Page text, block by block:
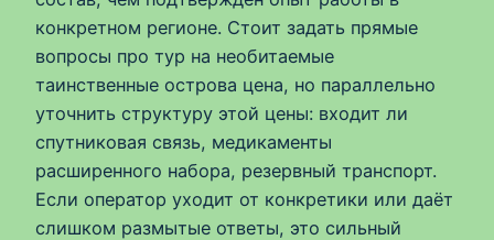
конкретном регионе. Стоит задать прямые
вопросы про тур на необитаемые
таинственные острова цена, но параллельно
уточнить структуру этой цены: входит ли
спутниковая связь, медикаменты
расширенного набора, резервный транспорт.
Если оператор уходит от конкретики или даёт
слишком размытые ответы, это сильный